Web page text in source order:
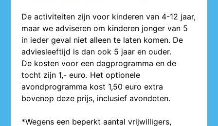
De activiteiten zijn voor kinderen van 4-12 jaar,
maar we adviseren om kinderen jonger van 5
in ieder geval niet alleen te laten komen. De
adviesleeftijd is dan ook 5 jaar en ouder.
De kosten voor een dagprogramma en de
tocht zijn 1,- euro. Het optionele
avondprogramma kost 1,50 euro extra
bovenop deze prijs, inclusief avondeten.
*Wegens een beperkt aantal vrijwilligers,